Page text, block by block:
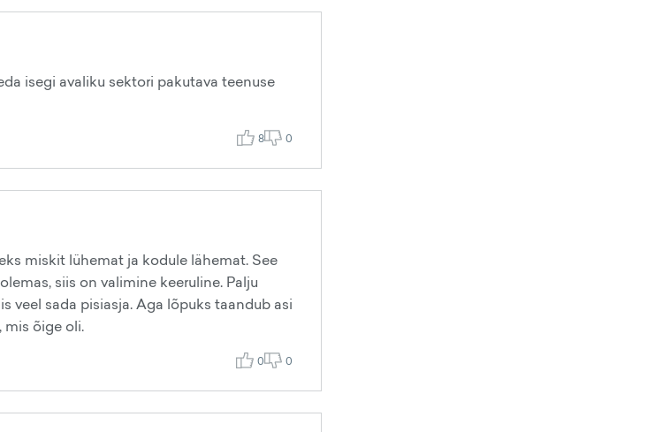
isegi avaliku sektori pakutava teenuse
8 0
miskit lühemat ja kodule lähemat. See
siis on valimine keeruline. Palju
veel sada pisiasja. Aga lõpuks taandub asi
mis õige oli.
0 0